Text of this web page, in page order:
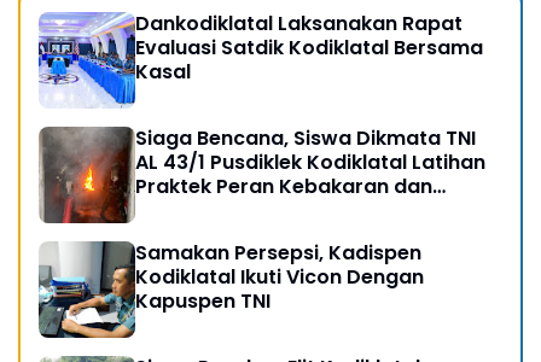
Dankodiklatal Laksanakan Rapat
Evaluasi Satdik Kodiklatal Bersama
Kasal
Siaga Bencana, Siswa Dikmata TNI
AL 43/1 Pusdiklek Kodiklatal Latihan
Praktek Peran Kebakaran dan
Samakan Persepsi, Kadispen
Kodiklatal Ikuti Vicon Dengan
Kapuspen TNI